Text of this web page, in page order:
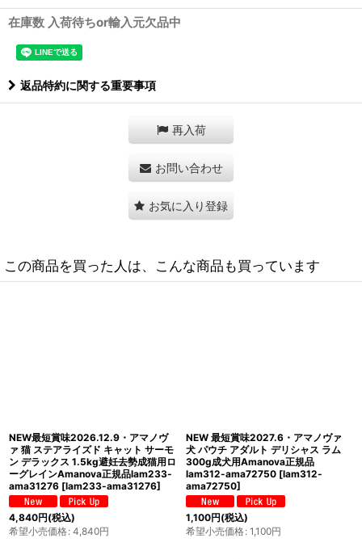
在庫数 入荷待ちor輸入元欠品中
返品特約に関する重要事項
再入荷
お問い合わせ
お気に入り登録
この商品を買った人は、こんな商品も買っています
NEW 最短賞味2026.12.19・アマノヴ
ァ 猫 アダルトキャット フィッシュデ
リカシー 100g成猫用ローグレイン
Amanova正規品lam235-ama06862
[lam235-ama06862]
605円(税込)
希望小売価格: 605円
NEW 最短賞味2026.11.13・アマノヴ
ァ 猫 ステアライズド キャット サーモ
ン デラックス 100g避妊去勢成猫用ロ
ーグレインAmanova正規品lam233-
ama06947
605円(税込)
希望小売価格: 605円